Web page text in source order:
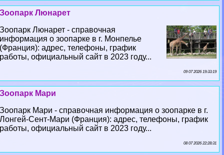
Зоопарк Люнарет
Зоопарк Люнарет - справочная
информация о зоопарке в г. Монпелье
(Франция): адрес, телефоны, график
работы, официальный сайт в 2023 году...
09 07 2026 19:33:19
Зоопарк Мари
Зоопарк Мари - справочная информация о зоопарке в г.
Лонгeй-Сент-Мари (Франция): адрес, телефоны, график
работы, официальный сайт в 2023 году...
08 07 2026 22:28:31